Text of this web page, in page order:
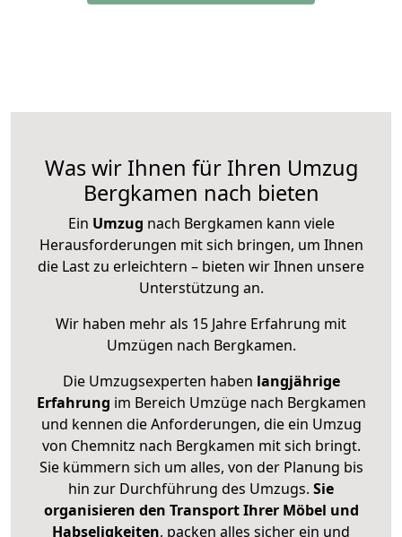
Was wir Ihnen für Ihren Umzug
Bergkamen nach bieten
Ein Umzug nach Bergkamen kann viele
Herausforderungen mit sich bringen, um Ihnen
die Last zu erleichtern – bieten wir Ihnen unsere
Unterstützung an.
Wir haben mehr als 15 Jahre Erfahrung mit
Umzügen nach Bergkamen.
Die Umzugsexperten haben langjährige
Erfahrung im Bereich Umzüge nach Bergkamen
und kennen die Anforderungen, die ein Umzug
von Chemnitz nach Bergkamen mit sich bringt.
Sie kümmern sich um alles, von der Planung bis
hin zur Durchführung des Umzugs. Sie
organisieren den Transport Ihrer Möbel und
Habseligkeiten, packen alles sicher ein und